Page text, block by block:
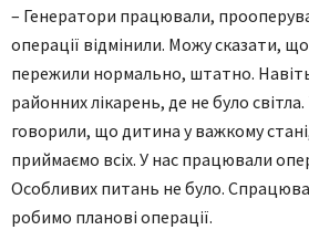
– Генератори працювали,
операції відмінили. Можу сказати,
пережили нормально, штатно.
районних лікарень, де не було
говорили, що дитина у важкому
приймаємо всіх. У нас працювали
Особливих питань не було.
робимо планові операції.